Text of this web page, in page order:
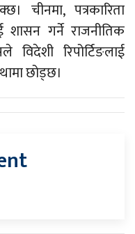
चीनमा, पत्रकारिता
शासन गर्ने राजनीतिक
रिपोर्टिङलाई
छोड्छ।